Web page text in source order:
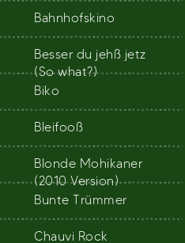
Bahnhofskino
Besser du jehß jetz
(So what?)
Biko
Bleifooß
Blonde Mohikaner
(2010 Version)
Bunte Trümmer
Chauvi Rock